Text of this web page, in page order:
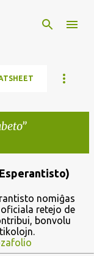
nomiĝas
retejo de
bonvolu